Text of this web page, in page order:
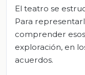
El teatro se
Para
comprender
exploración, en
acuerdos.